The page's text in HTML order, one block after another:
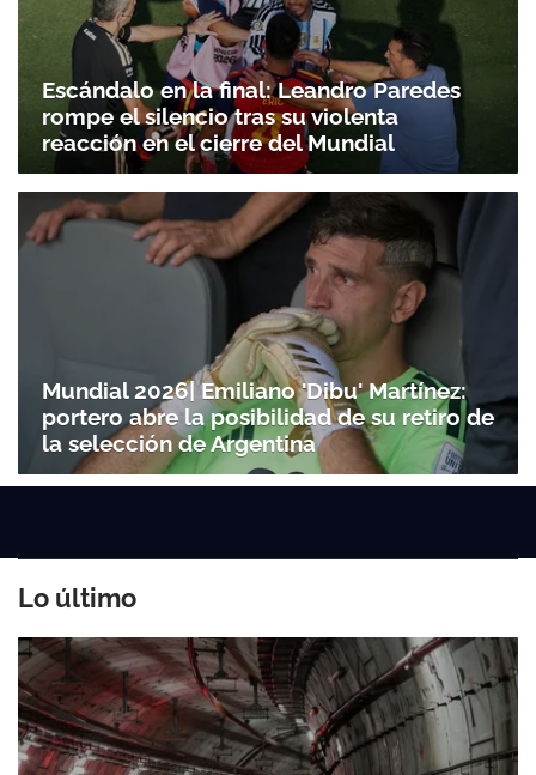
Escándalo en la final: Leandro Paredes
rompe el silencio tras su violenta
reacción en el cierre del Mundial
Mundial 2026| Emiliano 'Dibu' Martínez:
portero abre la posibilidad de su retiro de
la selección de Argentina
Lo último